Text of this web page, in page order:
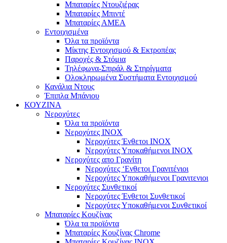
Μπαταρίες Ντουζιέρας
Μπαταρίες Μπιντέ
Μπαταρίες ΑΜΕΑ
Εντοιχισμένα
Όλα τα προϊόντα
Μίκτης Εντοιχισμού & Εκτροπέας
Παροχές & Στόμια
Τηλέφωνα-Σπιράλ & Στηρίγματα
Ολοκληρωμένα Συστήματα Εντοιχισμού
Κανάλια Ντους
Έπιπλα Μπάνιου
ΚΟΥΖΙΝΑ
Νεροχύτες
Όλα τα προϊόντα
Νεροχύτες ΙΝΟΧ
Νεροχύτες Ένθετοι INOX
Νεροχύτες Υποκαθήμενοι INOX
Νεροχύτες απο Γρανίτη
Νεροχύτες ‘Ενθετοι Γρανιτένιοι
Νεροχύτες Υποκαθήμενοι Γρανιτενιοι
Νεροχύτες Συνθετικοί
Νεροχύτες Ένθετοι Συνθετικοί
Νεροχύτες Υποκαθήμενοι Συνθετικοί
Μπαταρίες Κουζίνας
Όλα τα προϊόντα
Μπαταρίες Κουζίνας Chrome